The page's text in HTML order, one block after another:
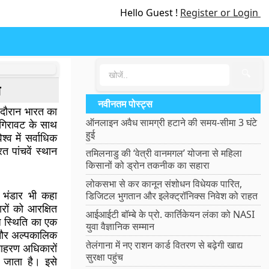
Hello Guest ! Register or Login
भारत का
के साथ
में सर्वाधिक
पांचवें स्थान
भी कहा
को आरक्षित
स्थिति का एक
अल्पकालिक
अधिकारों
जाता है। इसे
नवीनतम पोस्ट्स
ऑनलाइन अवैध सामग्री हटाने की समय-सीमा 3 घंटे
हुई
तमिलनाडु की ‘वेत्री वानमगल’ योजना से महिला
किसानों को ड्रोन तकनीक का सहारा
लोकसभा से कर कानून संशोधन विधेयक पारित,
डिजिटल भुगतान और इलेक्ट्रॉनिक्स निवेश को राहत
आईआईटी बॉम्बे के प्रो. कार्तिकेयन लंका को NASI
युवा वैज्ञानिक सम्मान
तेलंगाना में नए राशन कार्ड वितरण से बढ़ेगी खाद्य
सुरक्षा पहुंच